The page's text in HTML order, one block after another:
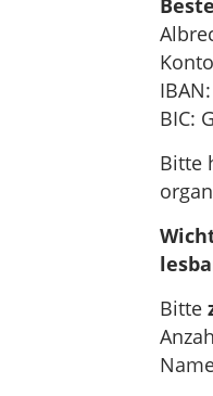
BIC:
Bitte
Bitte